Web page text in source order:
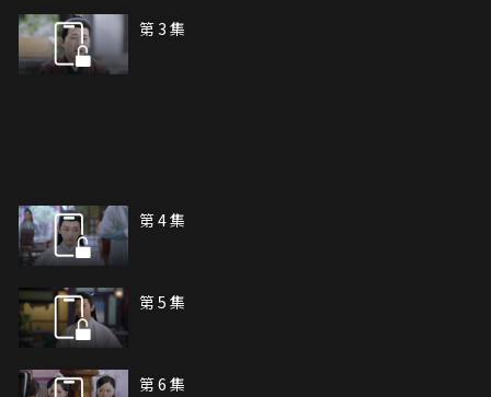
第 3 集
第 4 集
第 5 集
第 6 集